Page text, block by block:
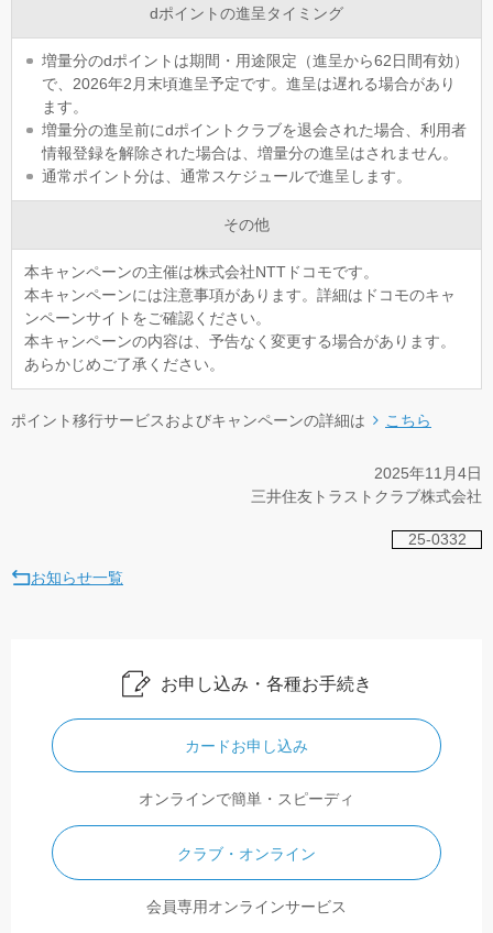
dポイントの進呈タイミング
増量分のdポイントは期間・用途限定（進呈から62日間有効）
で、2026年2月末頃進呈予定です。進呈は遅れる場合があり
ます。
増量分の進呈前にdポイントクラブを退会された場合、利用者
情報登録を解除された場合は、増量分の進呈はされません。
通常ポイント分は、通常スケジュールで進呈します。
その他
本キャンペーンの主催は株式会社NTTドコモです。
本キャンペーンには注意事項があります。詳細はドコモのキャ
ンペーンサイトをご確認ください。
本キャンペーンの内容は、予告なく変更する場合があります。
あらかじめご了承ください。
ポイント移行サービスおよびキャンペーンの詳細は こちら
2025年11月4日
三井住友トラストクラブ株式会社
25-0332
お知らせ一覧
お申し込み・各種お手続き
カードお申し込み
オンラインで簡単・スピーディ
クラブ・オンライン
会員専用オンラインサービス